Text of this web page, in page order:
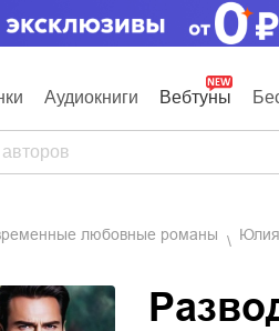
Аудиокниги Вебтуны
любовные романы